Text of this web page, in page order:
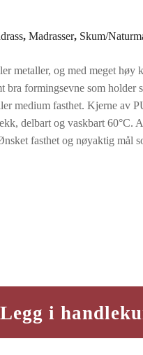
er:
,Madrasser, Skum/
metaller, og med meget høy
bra formingsevne som
medium fasthet. Kjerne av
delbart og vaskbart 60°C.
fasthet og nøyaktig mål
Legg i